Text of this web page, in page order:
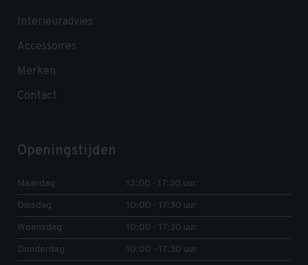
Interieuradvies
Accessoires
Merken
Contact
Openingstijden
Maandag
13:00 - 17:30 uur
Dinsdag
10:00 - 17:30 uur
Woensdag
10:00 - 17:30 uur
Donderdag
10:00 - 17:30 uur